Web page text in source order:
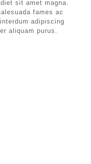
sit amet magna.
fames ac
adipiscing
aliquam purus.